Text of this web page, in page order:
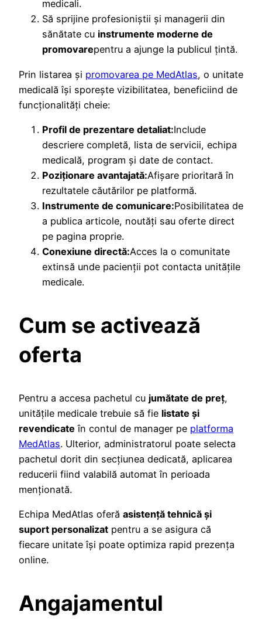
medicali.
Să sprijine profesioniștii și managerii din
sănătate cu instrumente moderne de
promovarepentru a ajunge la publicul țintă.
Prin listarea și promovarea pe MedAtlas, o unitate
medicală își sporește vizibilitatea, beneficiind de
funcționalități cheie:
Profil de prezentare detaliat:Include
descriere completă, lista de servicii, echipa
medicală, program și date de contact.
Poziționare avantajată:Afișare prioritară în
rezultatele căutărilor pe platformă.
Instrumente de comunicare:Posibilitatea de
a publica articole, noutăți sau oferte direct
pe pagina proprie.
Conexiune directă:Acces la o comunitate
extinsă unde pacienții pot contacta unitățile
medicale.
Cum se activează
oferta
Pentru a accesa pachetul cu jumătate de preț,
unitățile medicale trebuie să fie listate și
revendicate în contul de manager pe platforma
MedAtlas. Ulterior, administratorul poate selecta
pachetul dorit din secțiunea dedicată, aplicarea
reducerii fiind valabilă automat în perioada
menționată.
Echipa MedAtlas oferă asistență tehnică și
suport personalizat pentru a se asigura că
fiecare unitate își poate optimiza rapid prezența
online.
Angajamentul